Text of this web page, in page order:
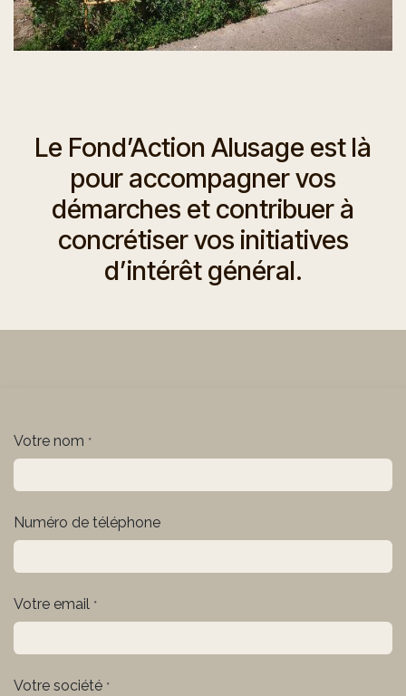
Le Fond’Action Alusage est là
pour accompagner vos
démarches et contribuer à
concrétiser vos initiatives
d’intérêt général.
Votre nom *
Numéro de téléphone
Votre email *
Votre société *